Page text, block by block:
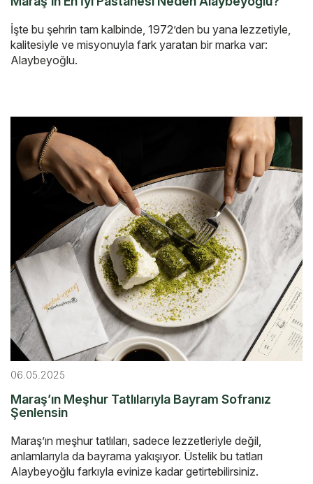
İşte bu şehrin tam kalbinde, 1972’den bu yana lezzetiyle,
kalitesiyle ve misyonuyla fark yaratan bir marka var:
Alaybeyoğlu.
06.05.2025
Maraş’ın Meşhur Tatlılarıyla Bayram Sofranız
Şenlensin
Maraş’ın meşhur tatlıları, sadece lezzetleriyle değil,
anlamlarıyla da bayrama yakışıyor. Üstelik bu tatları
Alaybeyoğlu farkıyla evinize kadar getirtebilirsiniz.